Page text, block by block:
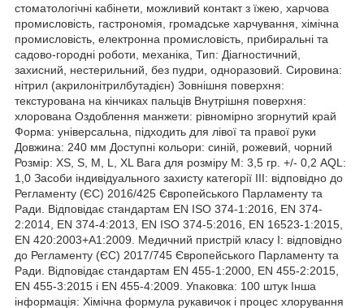
стоматологічні кабінети, можливий контакт з їжею, харчова
промисловість, гастрономія, громадське харчування, хімічна
промисловість, електронна промисловість, прибиральні та
садово-городні роботи, механіка, Тип: Діагностичний,
захисний, нестерильний, без пудри, одноразовий. Сировина:
нітрил (акрилонітрилбутадієн) Зовнішня поверхня:
текстурована на кінчиках пальців Внутрішня поверхня:
хлорована Оздоблення манжети: рівномірно згорнутий край
Форма: універсальна, підходить для лівої та правої руки
Довжина: 240 мм Доступні кольори: синій, рожевий, чорний
Розмір: ХS, S, M, L, XL Вага для розміру M: 3,5 гр. +/- 0,2 AQL:
1,0 Засоби індивідуального захисту категорії III: відповідно до
Регламенту (ЄС) 2016/425 Європейського Парламенту та
Ради. Відповідає стандартам EN ISO 374-1:2016, EN 374-
2:2014, EN 374-4:2013, EN ISO 374-5:2016, EN 16523-1:2015,
EN 420:2003+A1:2009. Медичний пристрій класу I: відповідно
до Регламенту (ЄС) 2017/745 Європейського Парламенту та
Ради. Відповідає стандартам EN 455-1:2000, EN 455-2:2015,
EN 455-3:2015 і EN 455-4:2009. Упаковка: 100 штук Інша
інформація: Хімічна формула рукавичок і процес хлорування